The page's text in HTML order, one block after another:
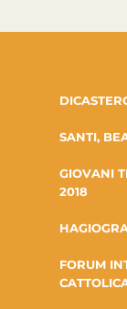
SANTI,
GIOVANI
2018
FORUM